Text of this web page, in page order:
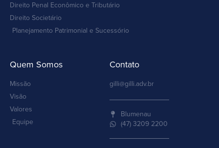
Direito Penal Econômico e Tributário
Direito Societário
Planejamento Patrimonial e Sucessório
Quem Somos
Missão
Visão
Valores
Equipe
Contato
gilli@gilli.adv.br
Blumenau
(47) 3209 2200